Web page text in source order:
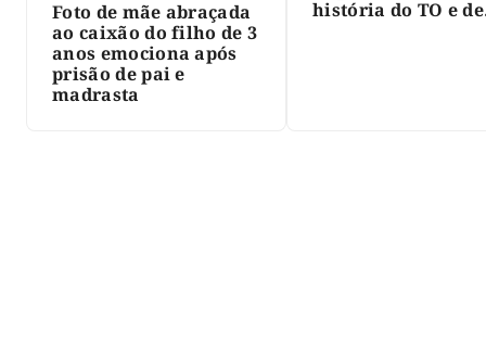
Foto de mãe abraçada
ao caixão do filho de 3
anos emociona após
prisão de pai e
madrasta
história do TO e de